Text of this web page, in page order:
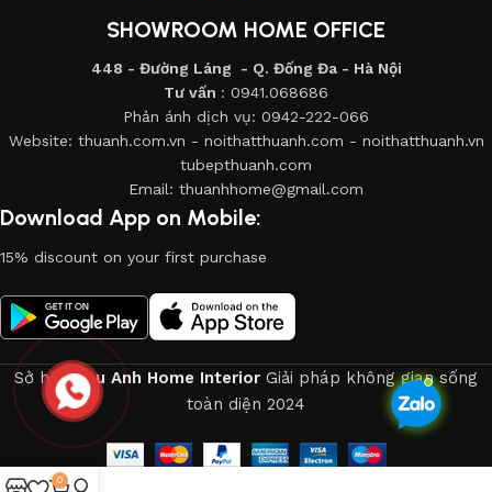
đặt sản phẩm với 2 nội dung chính trao đổi với khách hàng là:
chất lượng dịch vụ và chất lượng sản phẩm.
: Nhân viên CSKH sẽ liên lạc với khách hàng sau
12 tháng với nội dung chính là khách hàng đánh giá chất
lượng sản phẩm của công ty và những vấn đề khách hàng
II. CHẾ ĐỘ BẢO DƯỠNG SẢN PHẨM
TT
TÊN SẢN
PHẨM
THỜI GIAN
BẢO DƯỠNG
NỘI DUNG BẢO
DƯỠNG
SHOWROOM HOME OFFICE
448 - Đường Láng - Q. Đống Đa - Hà Nội
Tư vấn : 0941.068686
Phản ánh dịch vụ: 0942-222-066
Website: thuanh.com.vn - noithatthuanh.com - noithatthuanh.vn
tubepthuanh.com
Email: thuanhhome@gmail.com
Download App on Mobile:
15% discount on your first purchase
Sở hữuThu Anh Home Interior Giải pháp không gian sống
toàn diện 2024
0